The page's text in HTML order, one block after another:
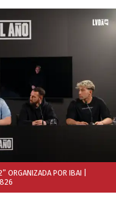
ORGANIZADA POR IBAI